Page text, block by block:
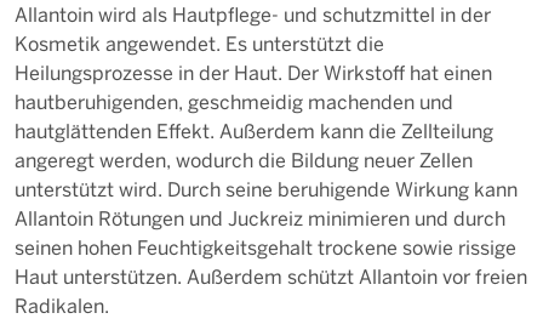
Allantoin wird als Hautpflege- und schutzmittel in der
Kosmetik angewendet. Es unterstützt die
Heilungsprozesse in der Haut. Der Wirkstoff hat einen
hautberuhigenden, geschmeidig machenden und
hautglättenden Effekt. Außerdem kann die Zellteilung
angeregt werden, wodurch die Bildung neuer Zellen
unterstützt wird. Durch seine beruhigende Wirkung kann
Allantoin Rötungen und Juckreiz minimieren und durch
seinen hohen Feuchtigkeitsgehalt trockene sowie rissige
Haut unterstützen. Außerdem schützt Allantoin vor freien
Radikalen.